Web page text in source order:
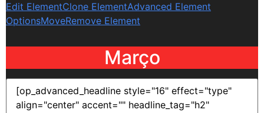
Edit ElementClone ElementAdvanced Element
OptionsMoveRemove Element
Março